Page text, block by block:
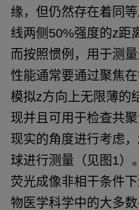
缘，但仍然存在着同
线两侧50%强度的z距
而按照惯例，用于测
性能通常要通过聚焦
模拟z方向上无限薄的
现并且可用于检查共
现实的角度进行考虑
球进行测量（见图1）
荧光成像非相干条件
物医学科学中的大多